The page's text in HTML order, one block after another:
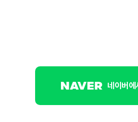
네이버